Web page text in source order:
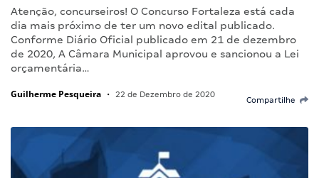
Atenção, concurseiros! O Concurso Fortaleza está cada
dia mais próximo de ter um novo edital publicado.
Conforme Diário Oficial publicado em 21 de dezembro
de 2020, A Câmara Municipal aprovou e sancionou a Lei
orçamentária…
Guilherme Pesqueira • 22 de Dezembro de 2020
Compartilhe